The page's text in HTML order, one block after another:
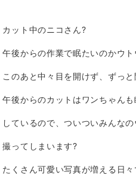
カット中のニコさん?
午後からの作業で眠たいのかウト
このあと中々目を開けず、ずっ
午後からのカットはワンちゃんも
しているので、ついついみんな
撮ってしまいます?
たくさん可愛い写真が増える日々